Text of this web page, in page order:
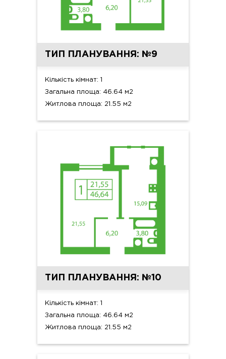
ТИП ПЛАНУВАННЯ: №9
Кількість кімнат: 1
Загальна площа: 46.64 м2
Житлова площа: 21.55 м2
ТИП ПЛАНУВАННЯ: №10
Кількість кімнат: 1
Загальна площа: 46.64 м2
Житлова площа: 21.55 м2